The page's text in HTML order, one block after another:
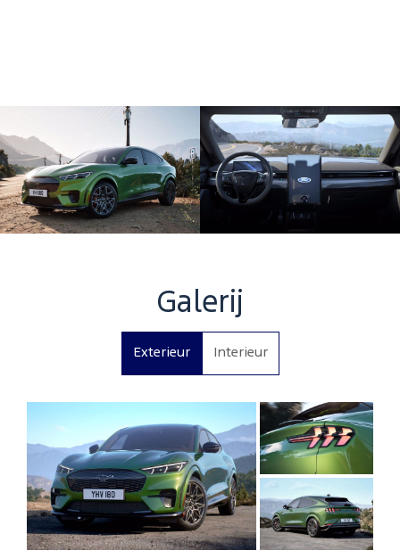
Galerij
Exterieur Interieur